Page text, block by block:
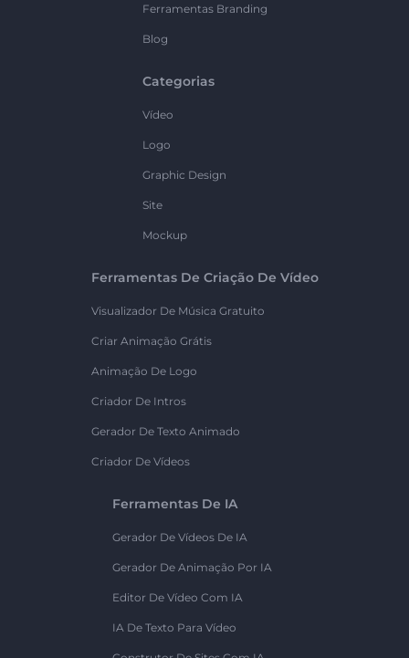
Ferramentas Branding
Blog
Categorias
Vídeo
Logo
Graphic Design
Site
Mockup
Ferramentas De Criação De Vídeo
Visualizador De Música Gratuito
Criar Animação Grátis
Animação De Logo
Criador De Intros
Gerador De Texto Animado
Criador De Vídeos
Ferramentas De IA
Gerador De Vídeos De IA
Gerador De Animação Por IA
Editor De Vídeo Com IA
IA De Texto Para Vídeo